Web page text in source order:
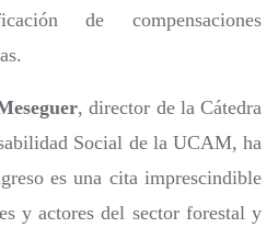
de compensaciones
, director de la Cátedra
Social de la UCAM, ha
es una cita imprescindible
y actores del sector forestal y